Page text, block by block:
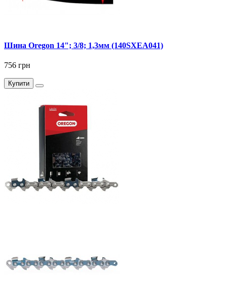
Шина Oregon 14"; 3/8; 1,3мм (140SXEA041)
756 грн
Купити